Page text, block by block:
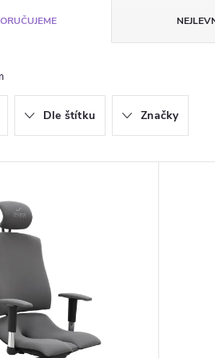
produktů
Dle štítku Značky